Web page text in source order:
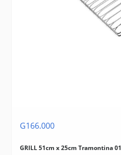
G166.000
GRILL 51cm x 25cm Tramontina 01